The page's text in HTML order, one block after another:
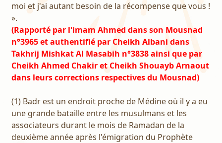
moi et j'ai autant besoin de la récompense que vous !
».
(Rapporté par l'imam Ahmed dans son Mousnad
n°3965 et authentifié par Cheikh Albani dans
Takhrij Mishkat Al Masabih n°3838 ainsi que par
Cheikh Ahmed Chakir et Cheikh Shouayb Arnaout
dans leurs corrections respectives du Mousnad)
(1) Badr est un endroit proche de Médine où il y a eu
une grande bataille entre les musulmans et les
associateurs durant le mois de Ramadan de la
deuxième année après l'émigration du Prophète